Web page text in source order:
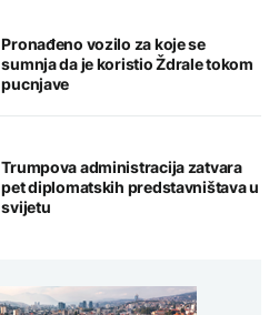
Pronađeno vozilo za koje se
sumnja da je koristio Ždrale tokom
pucnjave
Trumpova administracija zatvara
pet diplomatskih predstavništava u
svijetu